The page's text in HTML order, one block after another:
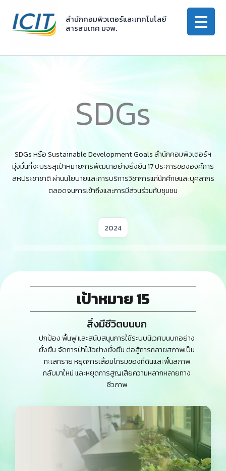
content
สำนักคอมพิวเตอร์และเทคโนโลยี
สารสนเทศ มจพ.
SDGs
SDGs หรือ Sustainable Development Goals สำนักคอมพิวเตอร์ฯ
มุ่งมั่นที่จะบรรลุเป้าหมายการพัฒนาอย่างยั่งยืน 17 ประการขององค์การ
สหประชาชาติ ผ่านนโยบายและการบริการวิชาการแก่นักศึกษและบุคลากร
ตลอดจนการเข้าถึงและการมีส่วนร่วมกับชุมชน
Year
เป้าหมาย 15
สิ่งมีชีวิตบนบก
ปกป้อง ฟื้นฟู และสนับสนุนการใช้ระบบนิเวศบนบกอย่าง
ยั่งยืน จัดการป่าไม้อย่างยั่งยืน ต่อสู้การกลายสภาพเป็น
ทะเลทราย หยุดการเสื่อมโทรมของที่ดินและฟื้นสภาพ
กลับมาใหม่ และหยุดการสูญเสียความหลากหลายทาง
ชีวภาพ